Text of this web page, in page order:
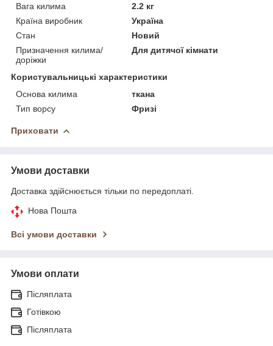
Вага килима
2.2 кг
Країна виробник
Україна
Стан
Новий
Призначення килима/
доріжки
Для дитячої кімнати
Користувальницькі характеристики
Основа килима
ткана
Тип ворсу
Фризі
Приховати
Умови доставки
Доставка здійснюється тільки по передоплаті.
Нова Пошта
Всі умови доставки
Умови оплати
Післяплата
Готівкою
Післяплата